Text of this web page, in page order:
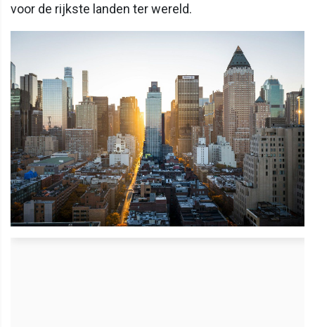
voor de rijkste landen ter wereld.